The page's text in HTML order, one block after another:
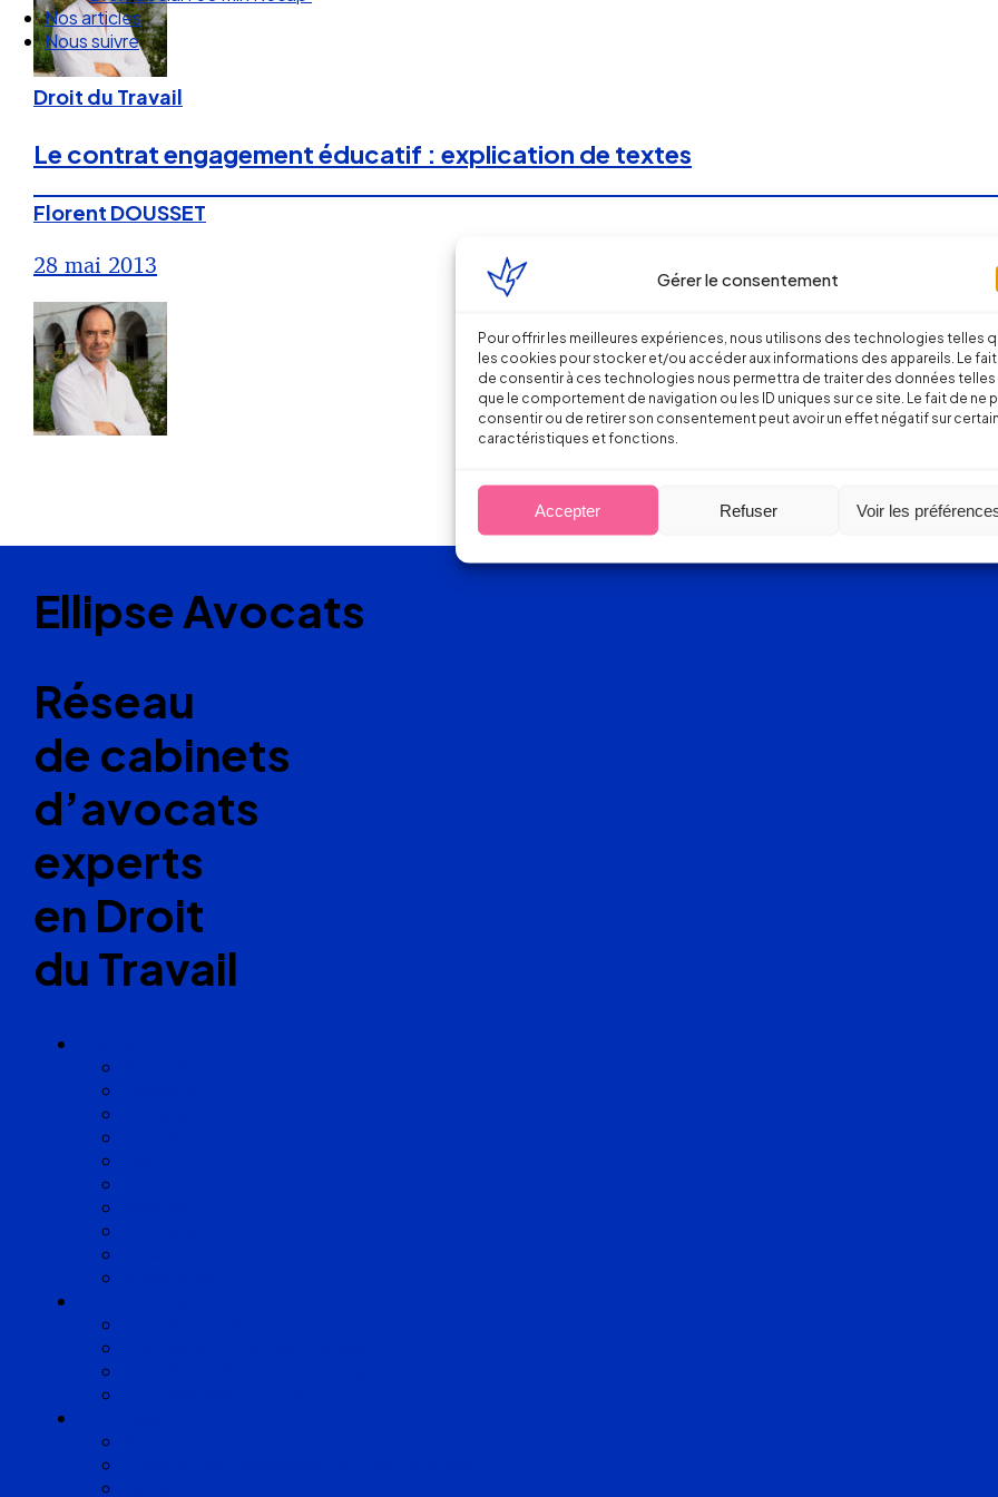
Gérer le consentement
Pour offrir les meilleures expériences, nous utilisons des technologies telles
les cookies pour stocker et/ou accéder aux informations des appareils. Le fait
de consentir à ces technologies nous permettra de traiter des données telles
que le comportement de navigation ou les ID uniques sur ce site. Le fait de ne
consentir ou de retirer son consentement peut avoir un effet négatif sur
caractéristiques et fonctions.
Accepter Refuser Voir les
Nos articles
Nous suivre
Droit du Travail
Le contrat engagement éducatif : explication de textes
Florent DOUSSET
28 mai 2013
Ellipse Avocats
Réseau
de cabinets
d’avocats
experts
en Droit
du Travail